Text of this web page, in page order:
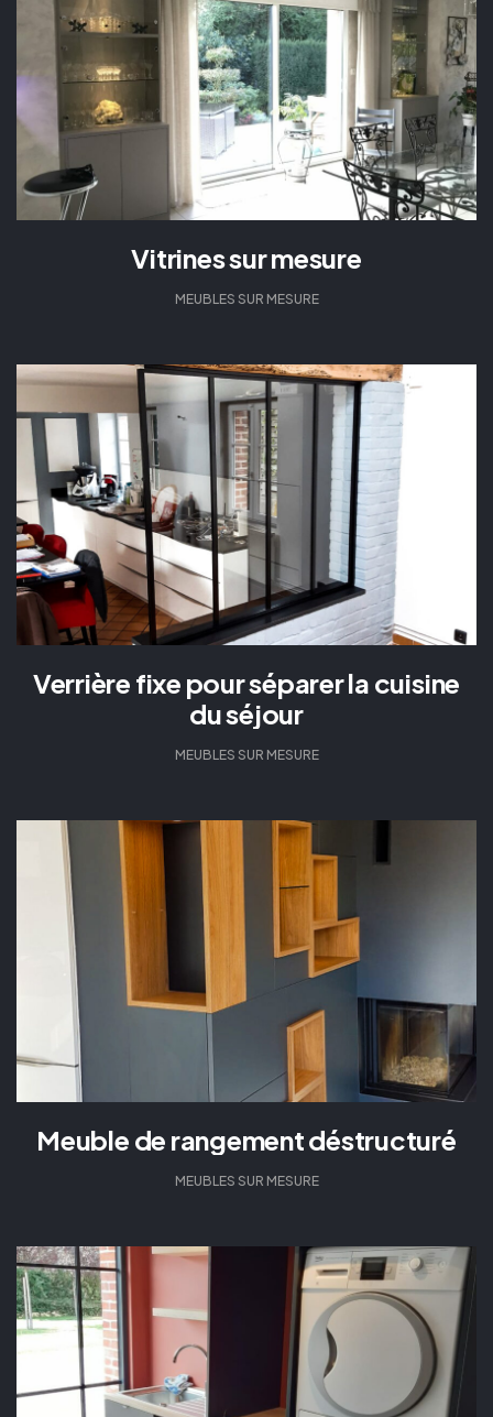
Vitrines sur mesure
MEUBLES SUR MESURE
Verrière fixe pour séparer la cuisine
du séjour
MEUBLES SUR MESURE
Meuble de rangement déstructuré
MEUBLES SUR MESURE